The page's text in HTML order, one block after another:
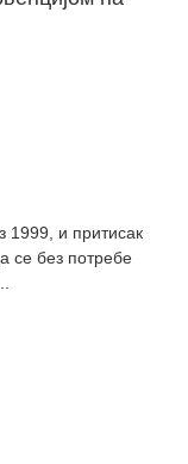
1999, и притисак
се без потребе